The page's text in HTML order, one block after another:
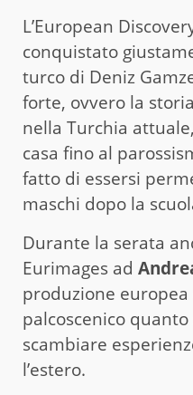
L’European
conquistato
turco di Deniz
forte, ovvero la
nella Turchia
casa fino al
fatto di essersi
maschi dopo la
Durante la serata
Eurimages ad
produzione
palcoscenico
scambiare
l’estero.